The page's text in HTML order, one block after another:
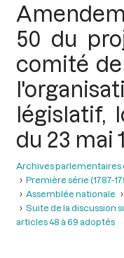
50 du
comité
législatif,
du 23 mai
Archives parlementaires
Première série (1787-
Assemblée nationale
Suite de la discussion
articles 48 à 69 adoptés